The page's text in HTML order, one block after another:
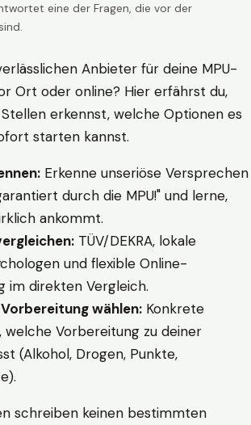
eine der Fragen, die vor der
Anbieter für deine MPU-
Ort oder online? Hier erfährst du,
erkennst, welche Optionen es
starten kannst.
Erkenne unseriöse Versprechen
durch die MPU!" und lerne,
ankommt.
TÜV/DEKRA, lokale
und flexible Online-
im direkten Vergleich.
wählen: Konkrete
welche Vorbereitung zu deiner
(Alkohol, Drogen, Punkte,
schreiben keinen bestimmten